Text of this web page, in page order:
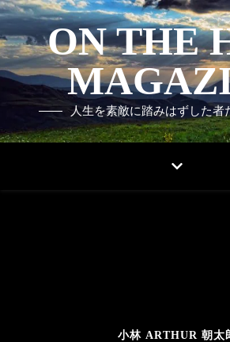
ON THE
人生を素敵に踏みはずした者
小林 ARTHUR 朝太